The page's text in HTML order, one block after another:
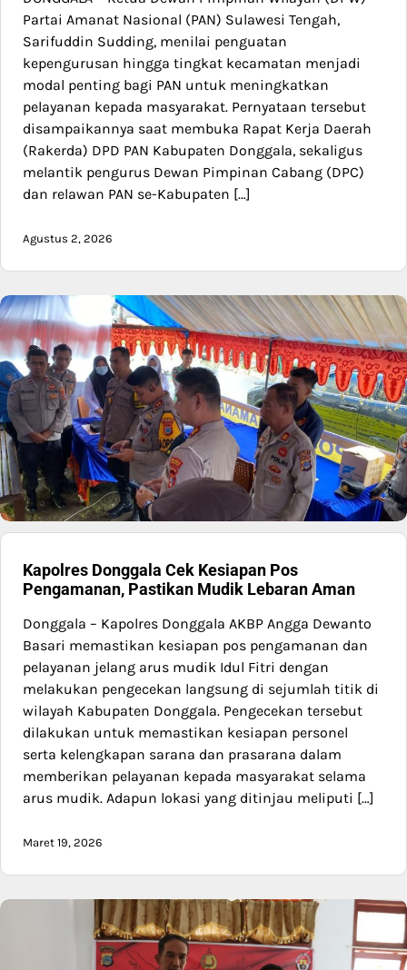
Partai Amanat Nasional (PAN) Sulawesi Tengah,
Sarifuddin Sudding, menilai penguatan
kepengurusan hingga tingkat kecamatan menjadi
modal penting bagi PAN untuk meningkatkan
pelayanan kepada masyarakat. Pernyataan tersebut
disampaikannya saat membuka Rapat Kerja Daerah
(Rakerda) DPD PAN Kabupaten Donggala, sekaligus
melantik pengurus Dewan Pimpinan Cabang (DPC)
dan relawan PAN se-Kabupaten […]
Agustus 2, 2026
Kapolres Donggala Cek Kesiapan Pos
Pengamanan, Pastikan Mudik Lebaran Aman
Donggala – Kapolres Donggala AKBP Angga Dewanto
Basari memastikan kesiapan pos pengamanan dan
pelayanan jelang arus mudik Idul Fitri dengan
melakukan pengecekan langsung di sejumlah titik di
wilayah Kabupaten Donggala. Pengecekan tersebut
dilakukan untuk memastikan kesiapan personel
serta kelengkapan sarana dan prasarana dalam
memberikan pelayanan kepada masyarakat selama
arus mudik. Adapun lokasi yang ditinjau meliputi […]
Maret 19, 2026